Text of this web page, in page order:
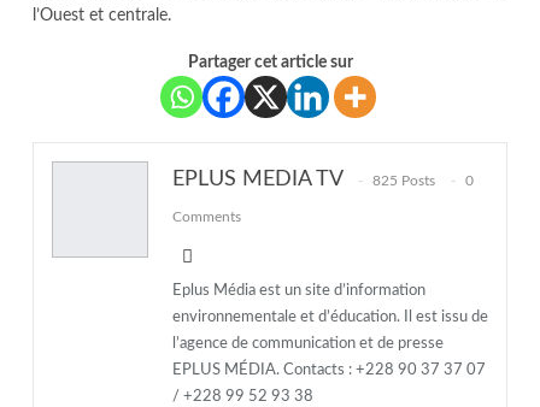
l’Ouest et centrale.
Partager cet article sur
EPLUS MEDIA TV 825 Posts 0
Comments
Eplus Média est un site d’information
environnementale et d’éducation. Il est issu de
l’agence de communication et de presse
EPLUS MÉDIA. Contacts : +228 90 37 37 07
/ +228 99 52 93 38